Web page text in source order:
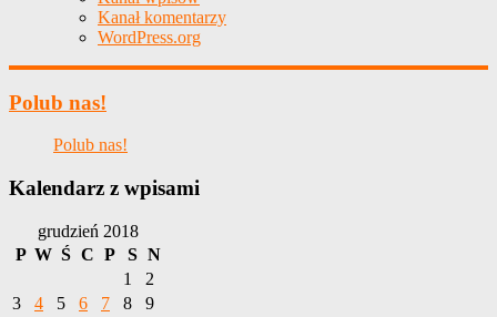
Kanał komentarzy
WordPress.org
Polub nas!
Polub nas!
Kalendarz z wpisami
grudzień 2018
P W Ś C P S N
1
2
3
4 5 6 7 8
9